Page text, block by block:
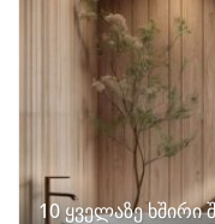
10 ყველაზე